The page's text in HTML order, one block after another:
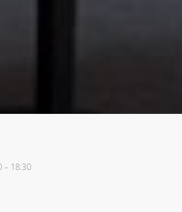
– 18:30